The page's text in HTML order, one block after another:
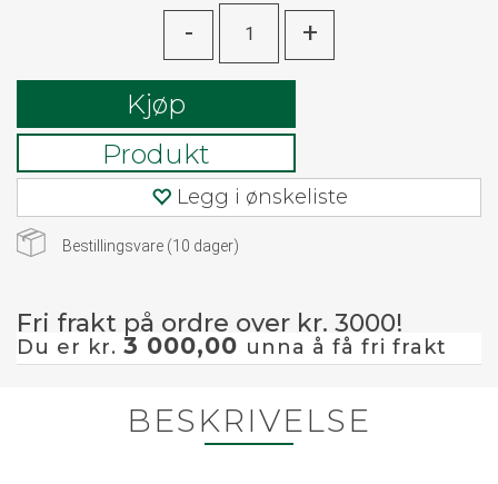
- +
Kjøp
Produkt
Legg i ønskeliste
Bestillingsvare (10 dager)
Fri frakt på ordre over kr. 3000!
Du er kr. 3 000,00 unna å få fri frakt
BESKRIVELSE